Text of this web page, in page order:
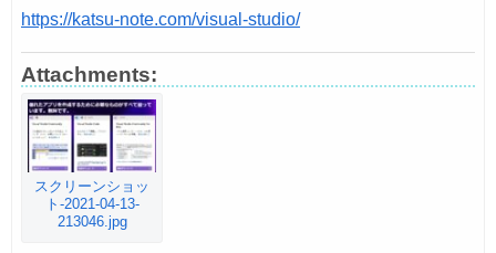
https://katsu-note.com/visual-studio/
Attachments:
スクリーンショッ
ト-2021-04-13-
213046.jpg